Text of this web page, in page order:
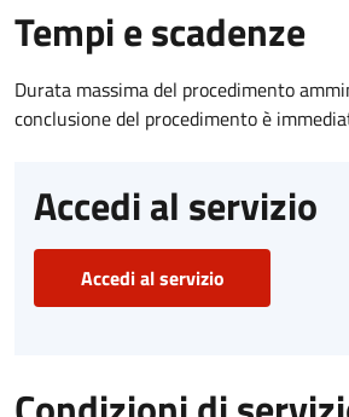
Tempi e scadenze
Durata massima del procedimento
conclusione del procedimento è
Accedi al servizio
Accedi al servizio